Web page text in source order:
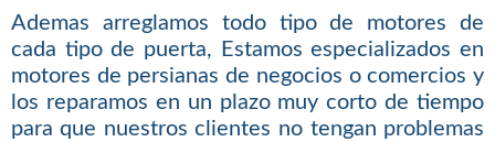
Ademas arreglamos todo tipo de motores de
cada tipo de puerta, Estamos especializados en
motores de persianas de negocios o comercios y
los reparamos en un plazo muy corto de tiempo
para que nuestros clientes no tengan problemas